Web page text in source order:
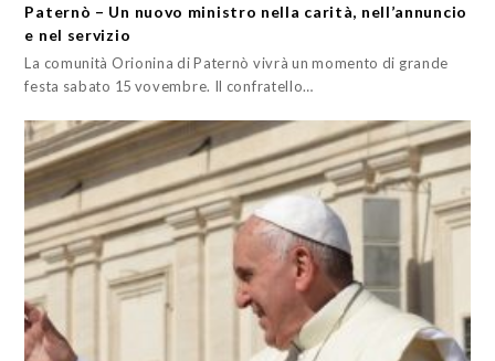
Paternò – Un nuovo ministro nella carità, nell’annuncio
e nel servizio
La comunità Orionina di Paternò vivrà un momento di grande
festa sabato 15 vovembre. Il confratello…